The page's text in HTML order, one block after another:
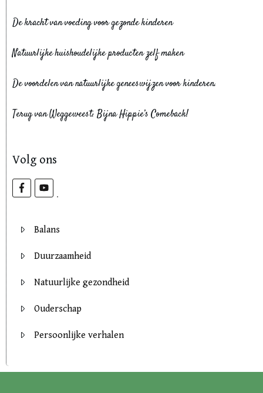
De kracht van voeding voor gezonde kinderen
Natuurlijke huishoudelijke producten zelf maken
De voordelen van natuurlijke geneeswijzen voor kinderen.
Terug van Weggeweest: Bijna Hippie’s Comeback!
Volg ons
Balans
Duurzaamheid
Natuurlijke gezondheid
Ouderschap
Persoonlijke verhalen